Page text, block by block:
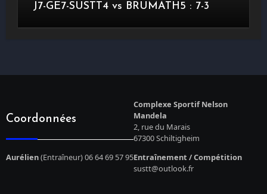
J7-GE7-SUSTT4 vs BRUMATH5 : 7-3
Coordonnées
Complexe Sportif Nelson
Mandela
2, rue du Marais
67300 Schiltigheim
Aurélien(Entraîneur) 06 64 69 57 95Entraînement / Compétition
sustt@outlook.fr